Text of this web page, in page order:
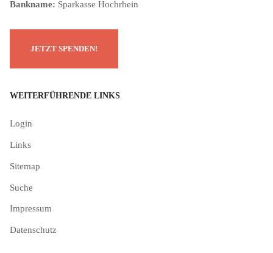
Bankname: Sparkasse Hochrhein
WEITERFÜHRENDE LINKS
Login
Links
Sitemap
Suche
Impressum
Datenschutz